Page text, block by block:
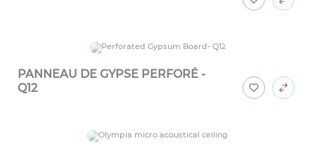
PANNEAU DE GYPSE PERFORÉ -
Q12